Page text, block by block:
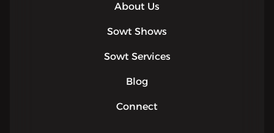
About Us
Sowt Shows
Sowt Services
Blog
Connect